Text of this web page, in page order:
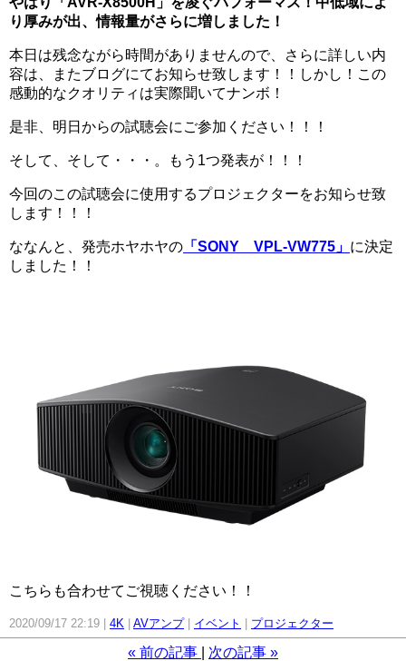
り厚みが出、情報量がさらに増しました！
本日は残念ながら時間がありませんので、さらに詳しい内
容は、またブログにてお知らせ致します！！しかし！この
感動的なクオリティは実際聞いてナンボ！
是非、明日からの試聴会にご参加ください！！！
そして、そして・・・。もう1つ発表が！！！
今回のこの試聴会に使用するプロジェクターをお知らせ致
します！！！
ななんと、発売ホヤホヤの 「SONY VPL-VW775」 に決定
しました！！
こちらも合わせてご視聴ください！！
2020/09/17 22:19 4K AVアンプ イベント プロジェクター
« 前の記事 次の記事 »